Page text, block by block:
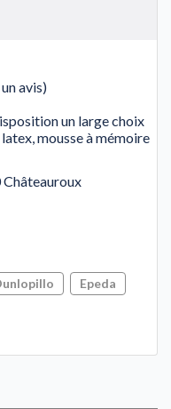
avis)
un large choix
mousse à mémoire
Châteauroux
Epeda